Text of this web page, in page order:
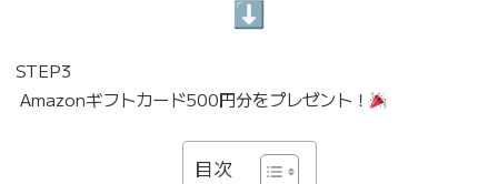
STEP3
Amazonギフトカード500円分をプレゼント！
目次